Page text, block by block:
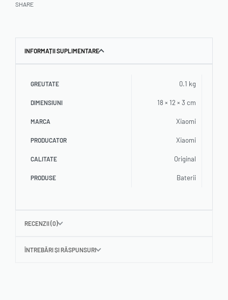
SHARE
INFORMAȚII SUPLIMENTARE
GREUTATE 0.1 kg
DIMENSIUNI 18 × 12 × 3 cm
MARCA Xiaomi
PRODUCATOR Xiaomi
CALITATE Original
PRODUSE Baterii
RECENZII (0)
ÎNTREBĂRI ȘI RĂSPUNSURI